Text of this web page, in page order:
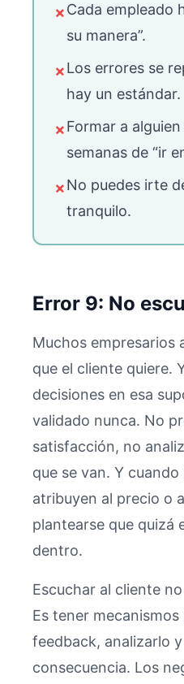
✗Cada empleado
su manera”.
✗Los errores se
hay un estándar.
✗Formar a
semanas de “ir
✗No puedes irte
tranquilo.
Error 9: No
Muchos empresarios
que el cliente quiere.
decisiones en esa
validado nunca. No
satisfacción, no
que se van. Y
atribuyen al precio o
plantearse que quizá
dentro.
Escuchar al cliente
Es tener
feedback, analizarlo
consecuencia. Los